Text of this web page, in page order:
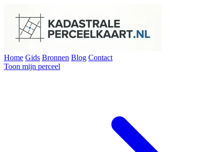
Home Gids Bronnen Blog Contact
Toon mijn perceel